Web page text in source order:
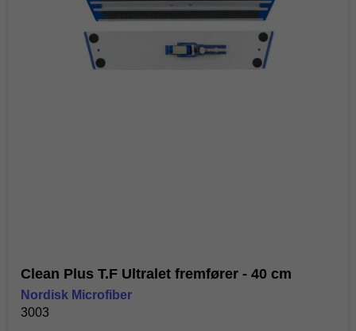
Clean Plus T.F Ultralet fremfører - 40 cm
Nordisk Microfiber
3003